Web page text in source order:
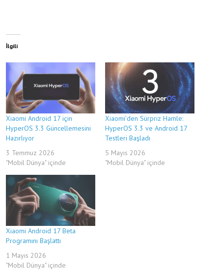
İlgili
Xiaomi Android 17 için
HyperOS 3.3 Güncellemesini
Hazırlıyor
3 Temmuz 2026
"Mobil Dünya" içinde
Xiaomi’den Sürpriz Hamle:
HyperOS 3.3 ve Android 17
Testleri Başladı
5 Mayıs 2026
"Mobil Dünya" içinde
Xiaomi Android 17 Beta
Programını Başlattı
1 Mayıs 2026
"Mobil Dünya" içinde